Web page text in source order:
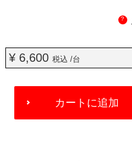
?
¥ 6,600税込 /台
ADD
CART
カートに追加